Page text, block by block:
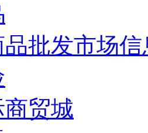
品批发市场
商贸城